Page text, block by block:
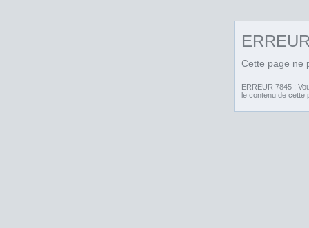
Cette page ne
ERREUR 7845 :
le contenu de cette